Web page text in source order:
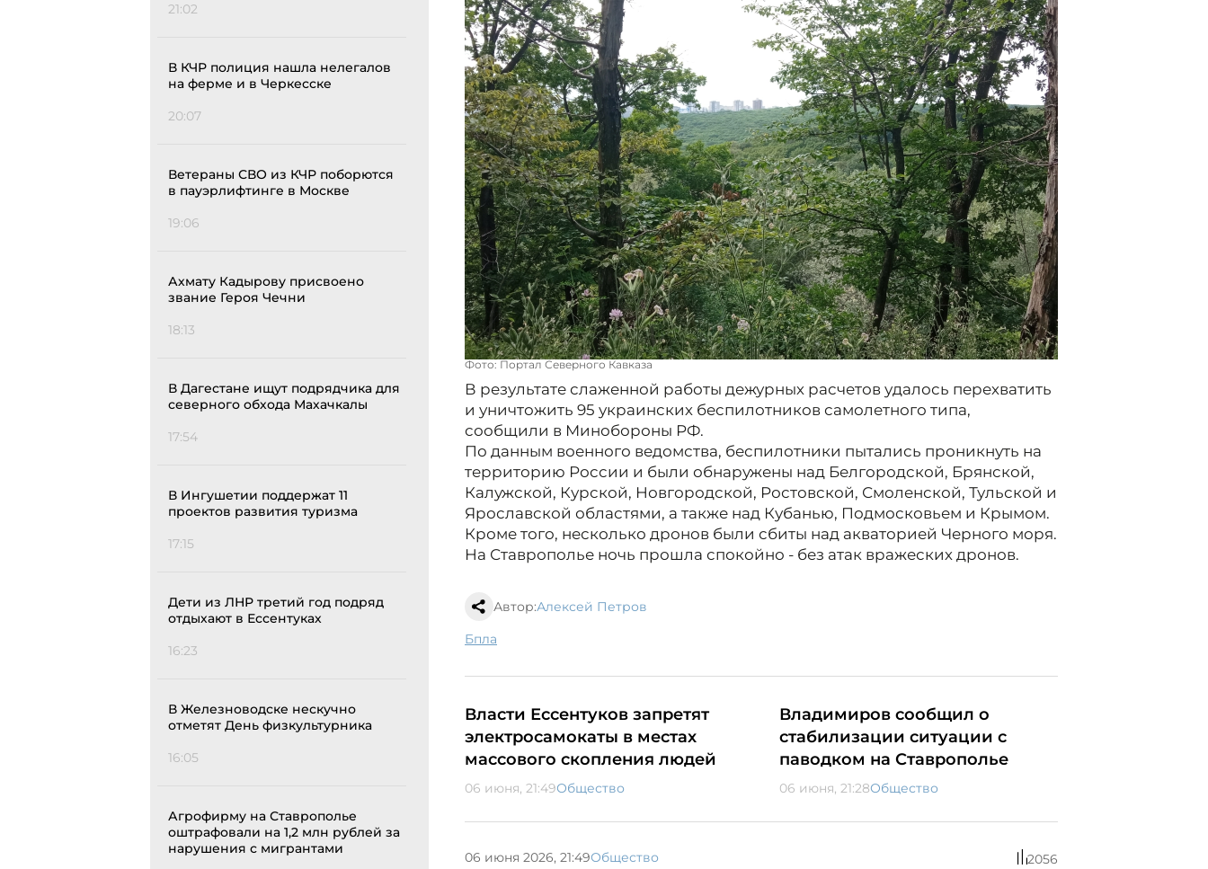
21:02
В КЧР полиция нашла нелегалов
на ферме и в Черкесске
20:07
Ветераны СВО из КЧР поборются
в пауэрлифтинге в Москве
19:06
Ахмату Кадырову присвоено
звание Героя Чечни
18:13
В Дагестане ищут подрядчика для
северного обхода Махачкалы
17:54
В Ингушетии поддержат 11
проектов развития туризма
17:15
Дети из ЛНР третий год подряд
отдыхают в Ессентуках
16:23
В Железноводске нескучно
отметят День физкультурника
16:05
Агрофирму на Ставрополье
оштрафовали на 1,2 млн рублей за
нарушения с мигрантами
Фото: Портал Северного Кавказа
В результате слаженной работы дежурных расчетов удалось перехватить
и уничтожить 95 украинских беспилотников самолетного типа,
сообщили в Минобороны РФ.
По данным военного ведомства, беспилотники пытались проникнуть на
территорию России и были обнаружены над Белгородской, Брянской,
Калужской, Курской, Новгородской, Ростовской, Смоленской, Тульской и
Ярославской областями, а также над Кубанью, Подмосковьем и Крымом.
Кроме того, несколько дронов были сбиты над акваторией Черного моря.
На Ставрополье ночь прошла спокойно - без атак вражеских дронов.
Автор:Алексей Петров
бпла
Власти Ессентуков запретят
электросамокаты в местах
массового скопления людей
06 июня, 21:49Общество
Владимиров сообщил о
стабилизации ситуации с
паводком на Ставрополье
06 июня, 21:28Общество
06 июня 2026, 21:49Общество 2056